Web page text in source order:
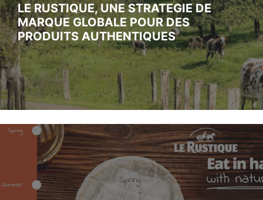
LE RUSTIQUE, UNE STRATEGIE DE
MARQUE GLOBALE POUR DES
PRODUITS AUTHENTIQUES